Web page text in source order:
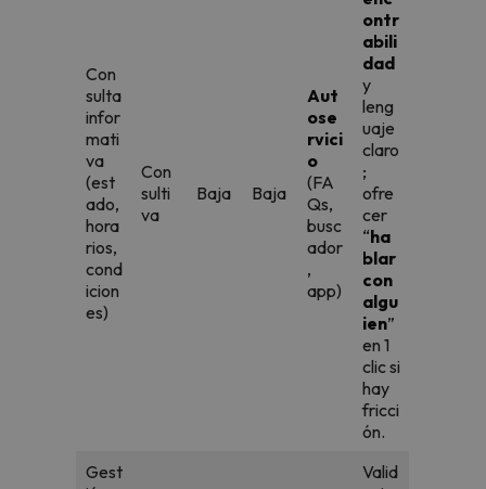
Con
sulta
infor
mati
va
(est
ado,
hora
rios,
cond
icion
es)
Con
sulti
va
Baja Baja
Aut
ose
rvici
o
(FA
Qs,
busc
ador
,
app)
ontr
abili
dad
y
leng
uaje
claro
;
ofre
cer
“ha
blar
con
algu
ien”
en 1
clic si
hay
fricci
ón.
Gest
Valid